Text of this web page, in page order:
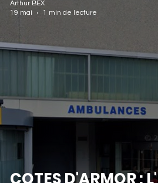
Arthur BEX
19 mai
1 min de lecture